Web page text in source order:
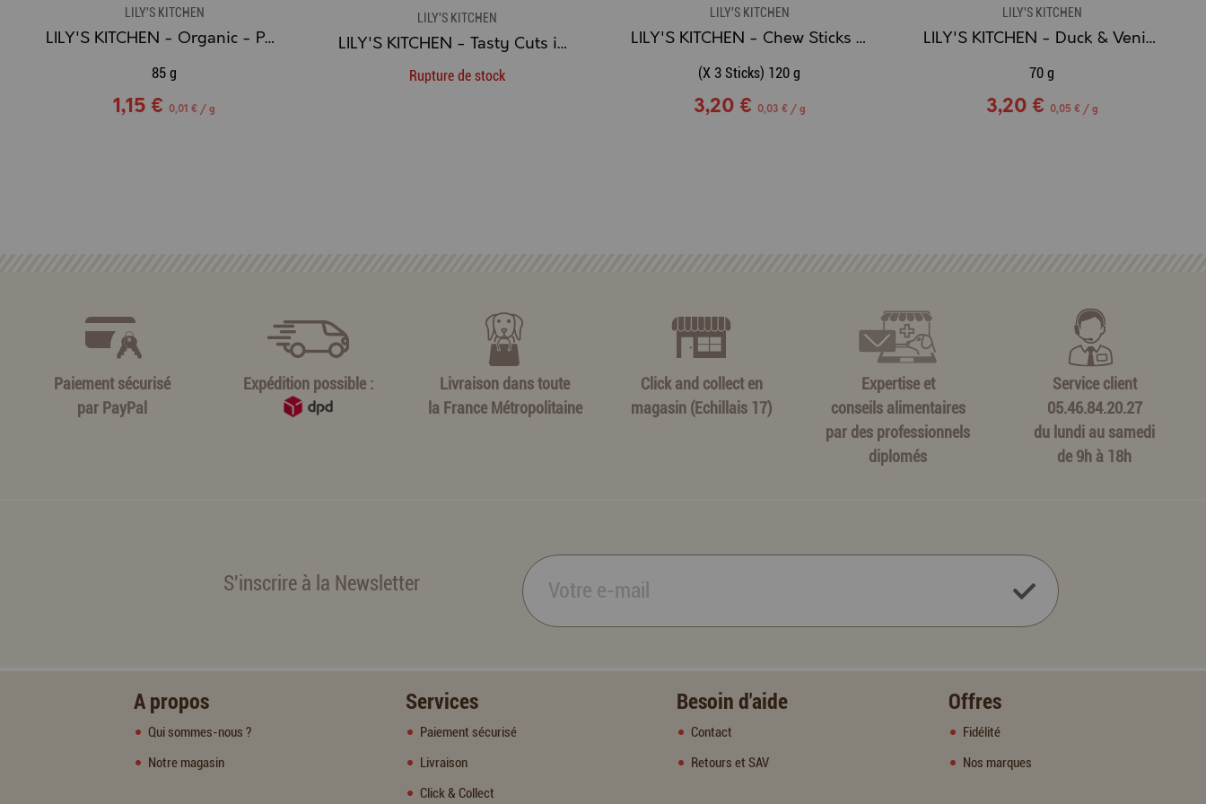
LILY'S KITCHEN
LILY'S KITCHEN - Organic - Paté Beef - Pâté pour Chat au Boeuf
85 g
1,15 € 0,01 € / g
LILY'S KITCHEN
LILY'S KITCHEN - Tasty Cuts in Gravy - Bouchées en sauce POISSON
Rupture de stock
LILY'S KITCHEN
LILY'S KITCHEN - Chew Sticks - 3x Sticks à mâcher Agneau
(X 3 Sticks) 120 g
3,20 € 0,03 € / g
LILY'S KITCHEN
LILY'S KITCHEN - Duck & Venison Sausages - Saucisses de canard et de chevreuil
70 g
3,20 € 0,05 € / g
Paiement sécurisé
par PayPal
Expédition possible :
Livraison dans toute
la France Métropolitaine
Click and collect en
magasin (Echillais 17)
Expertise et
conseils alimentaires
par des professionnels
diplomés
Service client
05.46.84.20.27
du lundi au samedi
de 9h à 18h
S'inscrire à la Newsletter
A propos
Qui sommes-nous ?
Notre magasin
Services
Paiement sécurisé
Livraison
Click & Collect
Besoin d'aide
Contact
Retours et SAV
Offres
Fidélité
Nos marques